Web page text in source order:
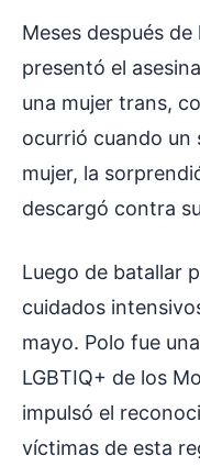
Meses después
presentó el
una mujer trans,
ocurrió cuando un
mujer, la
descargó contra
Luego de batallar
cuidados
mayo. Polo fue
LGBTIQ+ de los
impulsó el
víctimas de esta